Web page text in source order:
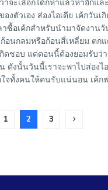
าจะเลือกได้ก็หาแล้วหาอีก
งตัวเอง ส่องไอเดีย เค้กวัน
าซื้อเค้กสำหรับนำมาจัดงาน
อนกลมหรือก้อนสี่เหลี่ยม ตก
กิดชอบ แต่ตอนนี้ต้องยอมรับ
ดังนั้นวันนี้เราจะพาไปส่องไ
จทั้งคนให้คนรับแน่นอน เค้ก
1 2 3